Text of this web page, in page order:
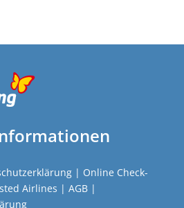
| Online Check-
Airlines | AGB|